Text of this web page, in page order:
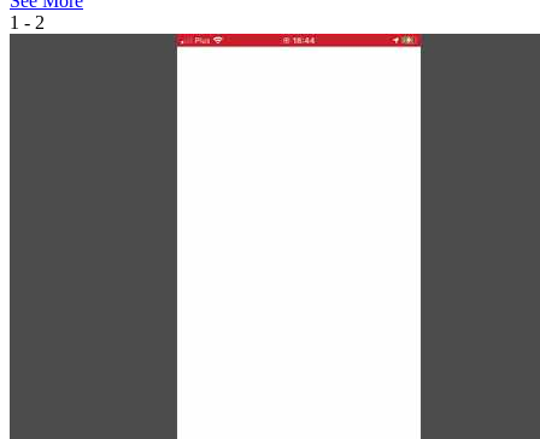
1 - 2